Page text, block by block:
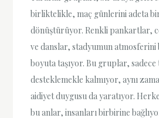
birliktelikle, maç günlerini adeta
dönüştürüyor. Renkli pankartlar,
ve danslar, stadyumun atmosferini
boyuta taşıyor. Bu gruplar, sadece
desteklemekle kalmıyor, aynı
aidiyet duygusu da yaratıyor.
bu anlar, insanları birbirine